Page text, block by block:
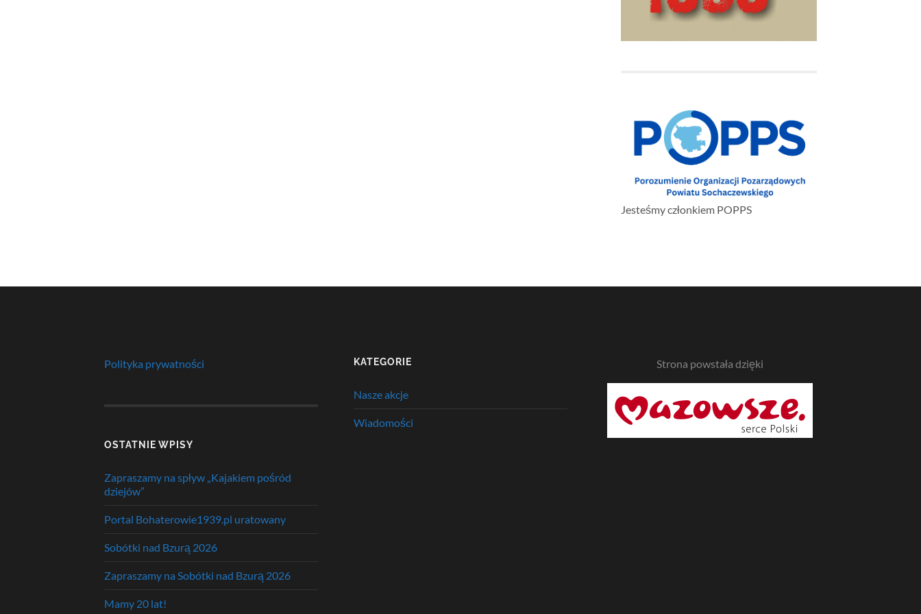
Jesteśmy członkiem POPPS
Polityka prywatności
OSTATNIE WPISY
Zapraszamy na spływ „Kajakiem pośród
dziejów”
Portal Bohaterowie1939.pl uratowany
Sobótki nad Bzurą 2026
Zapraszamy na Sobótki nad Bzurą 2026
Mamy 20 lat!
KATEGORIE
Nasze akcje
Wiadomości
Strona powstała dzięki